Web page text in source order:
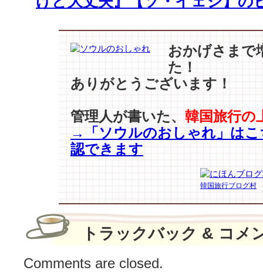
だ
夫』
OST
参
日
時
公
開！
おかげさまで
た！
ありがとうございます！
管理人が書いた、 韓国旅行の
→「ソウルのおしゃれ」はこ
認できます
韓国旅行ブログ村
トラックバック & コメ
Comments are closed.